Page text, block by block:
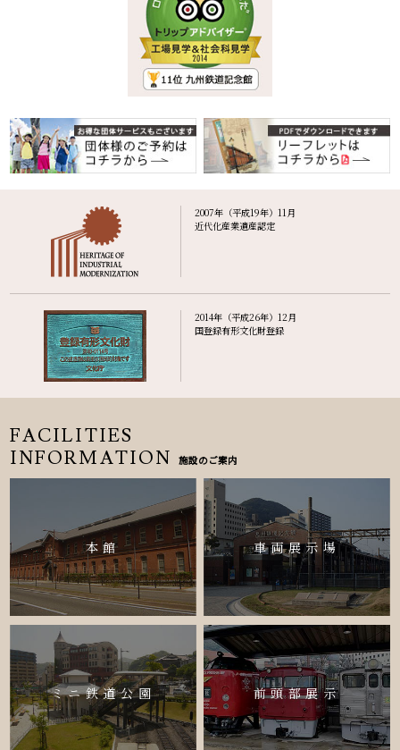
2007年（平成19年）11月
近代化産業遺産認定
2014年（平成26年）12月
国登録有形文化財登録
FACILITIES
INFORMATION
施設のご案内
本館 車両展示場
ミニ鉄道公園 前頭部展示